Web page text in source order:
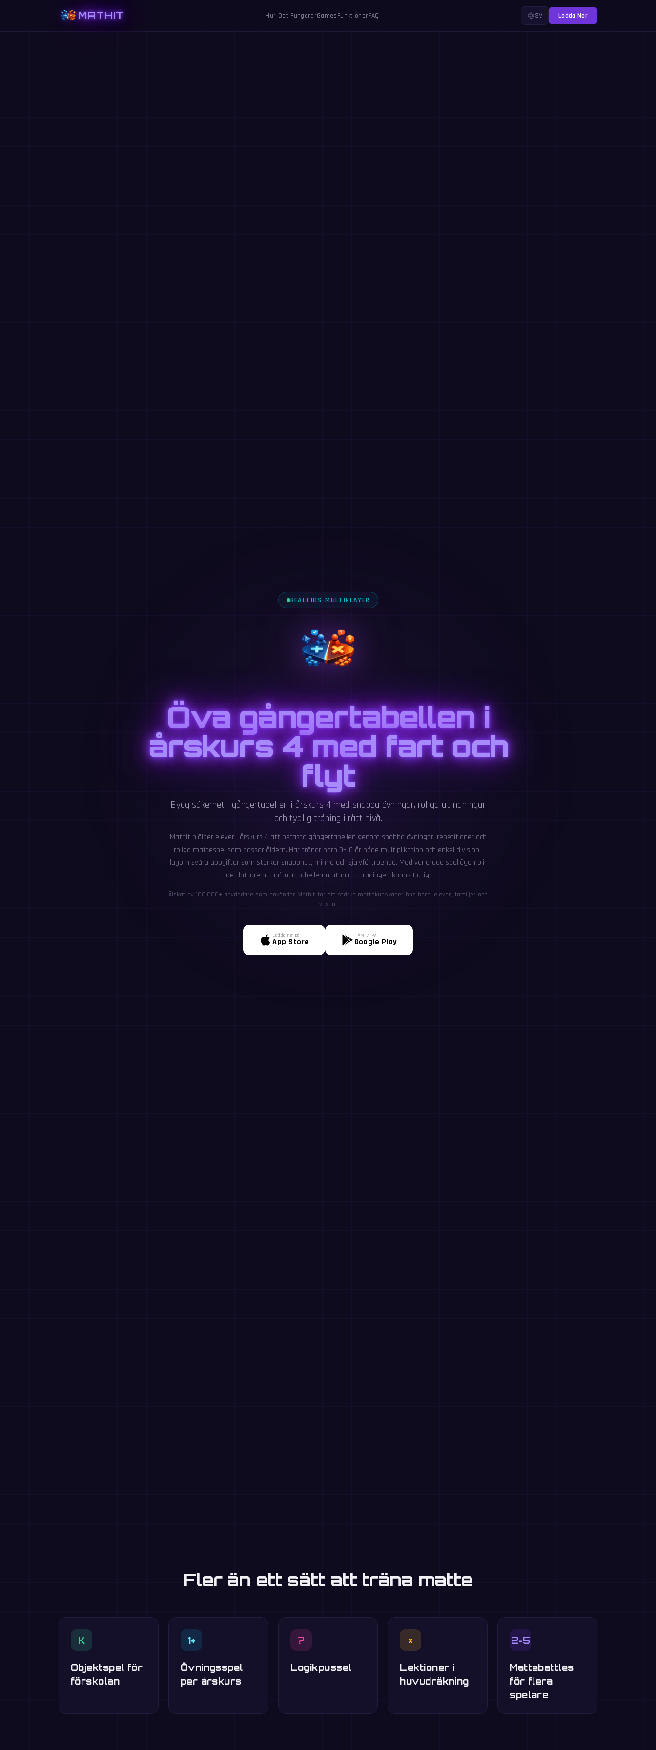
MATHIT Hur Det FungerarGamesFunktionerFAQ SV Ladda Ner
REALTIDS-MULTIPLAYER
Öva gångertabellen i
årskurs 4 med fart och
flyt
Bygg säkerhet i gångertabellen i årskurs 4 med snabba övningar, roliga utmaningar
och tydlig träning i rätt nivå.
MathIt hjälper elever i årskurs 4 att befästa gångertabellen genom snabba övningar, repetitioner och
roliga mattespel som passar åldern. Här tränar barn 9–10 år både multiplikation och enkel division i
lagom svåra uppgifter som stärker snabbhet, minne och självförtroende. Med varierade spellägen blir
det lättare att nöta in tabellerna utan att träningen känns tjatig.
Älskat av 100,000+ användare som använder MathIt för att stärka mattekunskaper hos barn, elever, familjer och
vuxna.
Ladda ner på
App Store
HÄMTA PÅ
Google Play
Fler än ett sätt att träna matte
K
Objektspel för
förskolan
1+
Övningsspel
per årskurs
?
Logikpussel
×
Lektioner i
huvudräkning
2-5
Mattebattles
för flera
spelare